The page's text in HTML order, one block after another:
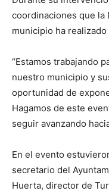
coordinaciones que la
municipio ha
“Estamos trabajando
nuestro municipio y
oportunidad de
Hagamos de este
seguir avanzando
En el evento
secretario del
Huerta, director de